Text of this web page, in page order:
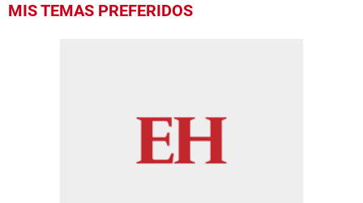
MIS TEMAS PREFERIDOS